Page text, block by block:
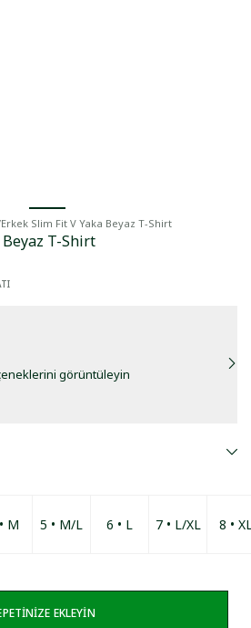
Erkek Slim Fit V Yaka Beyaz T-Shirt
Beyaz T-Shirt
görüntüleyin
M 5 • M/L 6 • L 7 • L/XL 8 •
EKLEYİN